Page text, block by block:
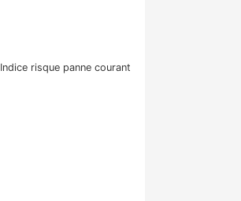
Indice risque panne courant